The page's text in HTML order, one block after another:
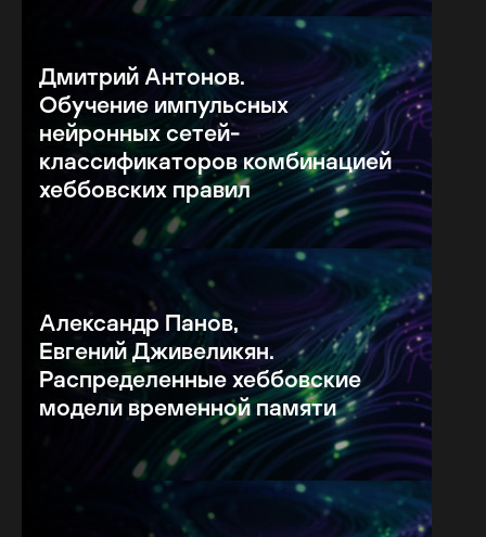
Дмитрий Антонов.
Обучение импульсных
нейронных сетей-
классификаторов комбинацией
хеббовских правил
Александр Панов,
Евгений Дживеликян.
Распределенные хеббовские
модели временной памяти